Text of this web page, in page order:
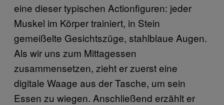
eine dieser typischen Actionfiguren: jeder
Muskel im Körper trainiert, in Stein
gemeißelte Gesichtszüge, stahlblaue Augen.
Als wir uns zum Mittagessen
zusammensetzen, zieht er zuerst eine
digitale Waage aus der Tasche, um sein
Essen zu wiegen. Anschließend erzählt er